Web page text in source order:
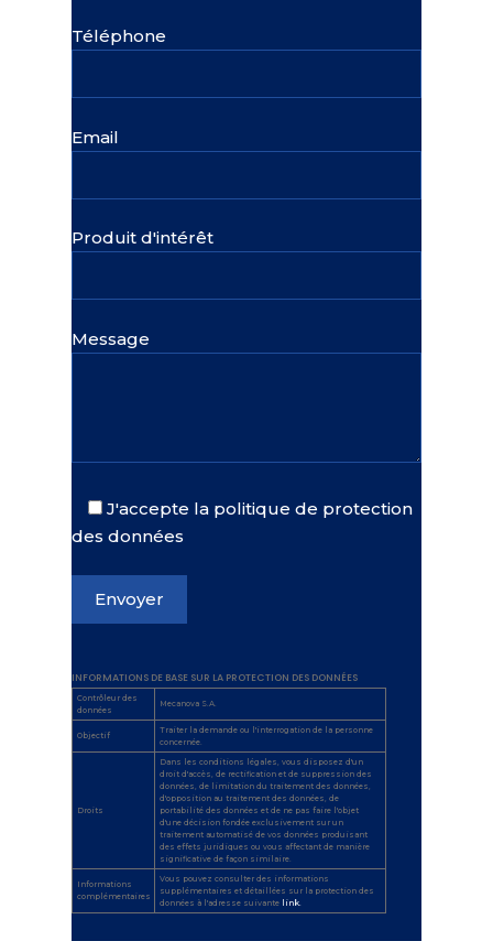
Téléphone
Email
Produit d'intérêt
Message
J'accepte la politique de protection
des données
INFORMATIONS DE BASE SUR LA PROTECTION DES DONNÉES
Contrôleur des
données
Mecanova S.A.
Objectif
Traiter la demande ou l'interrogation de la personne
concernée.
Droits
Dans les conditions légales, vous disposez d'un
droit d'accès, de rectification et de suppression des
données, de limitation du traitement des données,
d'opposition au traitement des données, de
portabilité des données et de ne pas faire l'objet
d'une décision fondée exclusivement sur un
traitement automatisé de vos données produisant
des effets juridiques ou vous affectant de manière
significative de façon similaire.
Informations
complémentaires
Vous pouvez consulter des informations
supplémentaires et détaillées sur la protection des
données à l'adresse suivante
link.